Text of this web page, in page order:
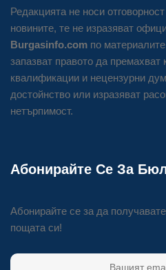
Редакцията не носи
новините, те не изразяват
Burgasinfo.com по
запазват правото да премахват
квалификации и нецензурни
достойнство или изразяват
нетърпимост.
Абонирайте Се За
Абонирайте се за да
пощата си!